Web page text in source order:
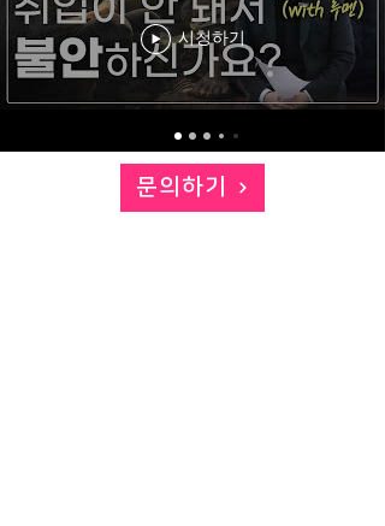
시청하기
문의하기